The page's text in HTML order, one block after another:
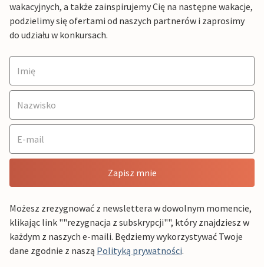
wakacyjnych, a także zainspirujemy Cię na następne wakacje,
podzielimy się ofertami od naszych partnerów i zaprosimy
do udziału w konkursach.
Zapisz mnie
Możesz zrezygnować z newslettera w dowolnym momencie,
klikając link ""rezygnacja z subskrypcji"", który znajdziesz w
każdym z naszych e-maili. Będziemy wykorzystywać Twoje
dane zgodnie z naszą Polityką prywatności.